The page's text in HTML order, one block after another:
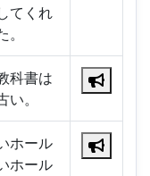
てくれ
。
科書は
い。
ホール
ホール